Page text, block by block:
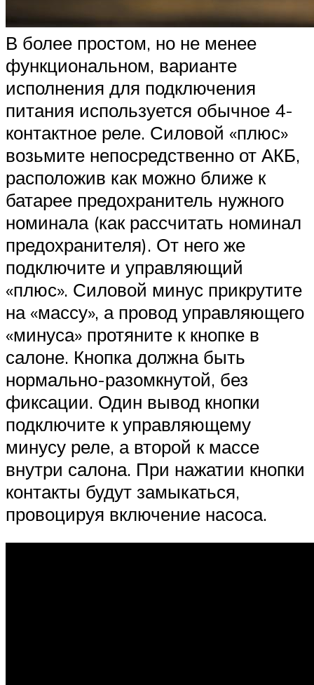
В более простом, но не менее
функциональном, варианте
исполнения для подключения
питания используется обычное 4-
контактное реле. Силовой «плюс»
возьмите непосредственно от АКБ,
расположив как можно ближе к
батарее предохранитель нужного
номинала (как рассчитать номинал
предохранителя). От него же
подключите и управляющий
«плюс». Силовой минус прикрутите
на «массу», а провод управляющего
«минуса» протяните к кнопке в
салоне. Кнопка должна быть
нормально-разомкнутой, без
фиксации. Один вывод кнопки
подключите к управляющему
минусу реле, а второй к массе
внутри салона. При нажатии кнопки
контакты будут замыкаться,
провоцируя включение насоса.